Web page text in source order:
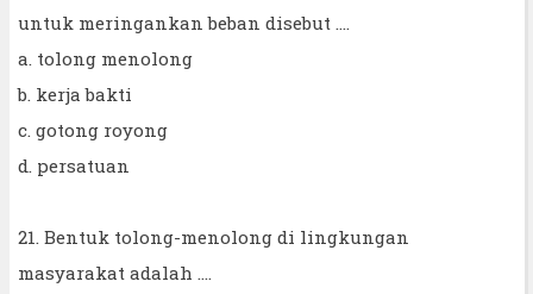
untuk meringankan beban disebut ....
a. tolong menolong
b. kerja bakti
c. gotong royong
d. persatuan
21. Bentuk tolong-menolong di lingkungan
masyarakat adalah ....